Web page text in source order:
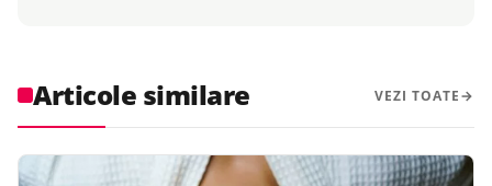
Articole similare VEZI TOATE